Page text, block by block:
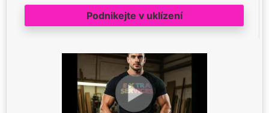
Podnikejte v uklízení